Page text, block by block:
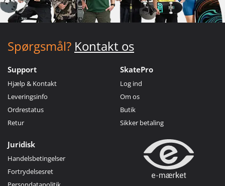
Spørgsmål? Kontakt os
Support
Hjælp & Kontakt
Leveringsinfo
Ordrestatus
Retur
SkatePro
Log ind
Om os
Butik
Sikker betaling
Juridisk
Handelsbetingelser
Fortrydelsesret